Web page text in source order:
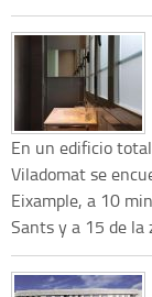
En un edificio
Viladomat se
Eixample, a 10
Sants y a 15 de la